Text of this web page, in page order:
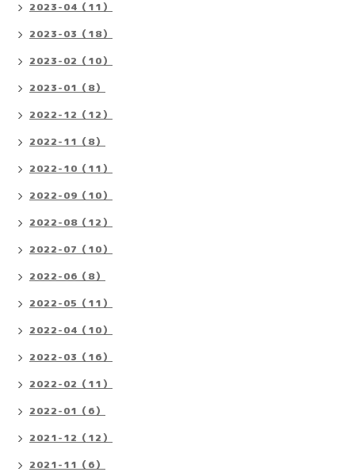
2023-04（11）
2023-03（18）
2023-02（10）
2023-01（8）
2022-12（12）
2022-11（8）
2022-10（11）
2022-09（10）
2022-08（12）
2022-07（10）
2022-06（8）
2022-05（11）
2022-04（10）
2022-03（16）
2022-02（11）
2022-01（6）
2021-12（12）
2021-11（6）